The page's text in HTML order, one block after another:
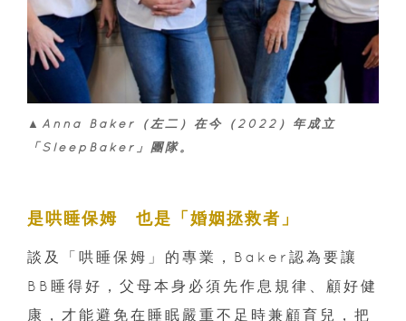
▲Anna Baker（左二）在今（2022）年成立
「SleepBaker」團隊。
是哄睡保姆 也是「婚姻拯救者」
談及「哄睡保姆」的專業，Baker認為要讓
BB睡得好，父母本身必須先作息規律、顧好健
康，才能避免在睡眠嚴重不足時兼顧育兒，把